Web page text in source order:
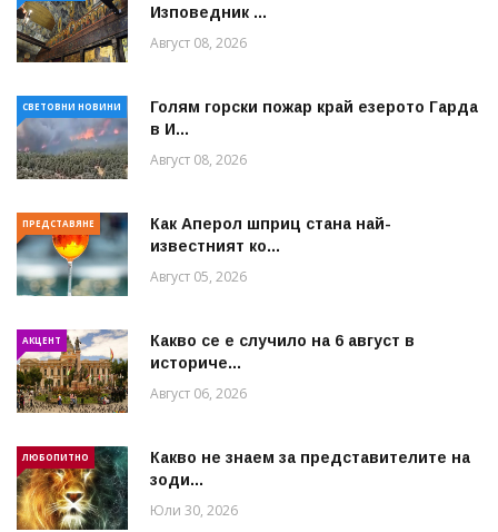
Изповедник ...
Август 08, 2026
СВЕТОВНИ НОВИНИ
Голям горски пожар край езерото Гарда
в И...
Август 08, 2026
ПРЕДСТАВЯНЕ
Как Аперол шприц стана най-
известният ко...
Август 05, 2026
АКЦЕНТ
Какво се е случило на 6 август в
историче...
Август 06, 2026
ЛЮБОПИТНО
Какво не знаем за представителите на
зоди...
Юли 30, 2026